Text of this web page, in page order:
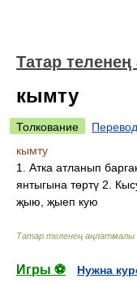
Татар
кымту
Толкование
Перевод
кымту
1. Атка атланып
янтыгына төртү 2.
җыю, җыеп кую
Татар теленең аңлатмалы
Игры ⚽
Нужна